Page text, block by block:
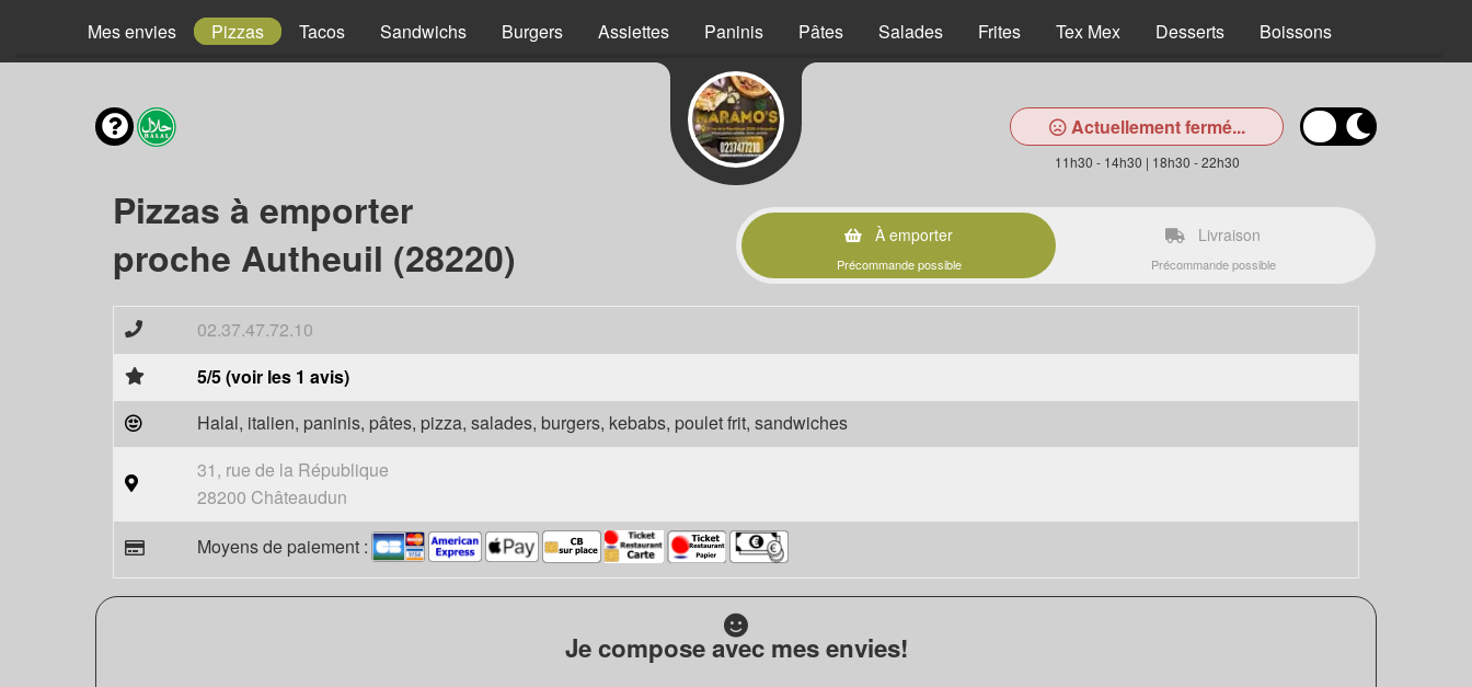
Mes envies Pizzas Tacos Sandwichs Burgers Assiettes Paninis Pâtes Salades Frites Tex Mex Desserts Boissons
Actuellement fermé...
11h30 - 14h30 | 18h30 - 22h30
Pizzas à emporter
proche Autheuil (28220)
À emporter
Précommande possible
Livraison
Précommande possible
02.37.47.72.10
5/5 (voir les 1 avis)
Halal, italien, paninis, pâtes, pizza, salades, burgers, kebabs, poulet frit, sandwiches
31, rue de la République
28200 Châteaudun
Moyens de paiement :
Je compose avec mes envies!